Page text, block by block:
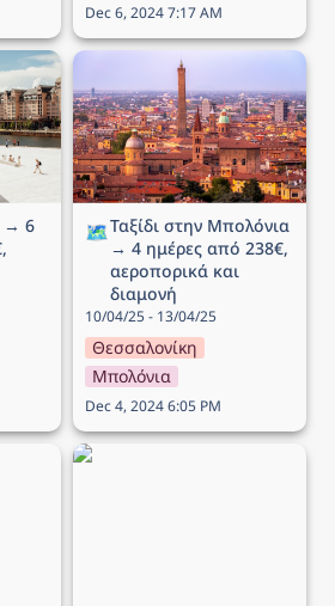
Dec 6, 2024 7:17 AM
→ 6
Ταξίδι στην Μπολόνια →
4 ημέρες από 238€,
αεροπορικά και διαμονή
🗺️Ταξίδι στην Μπολόνια
→ 4 ημέρες από 238€,
αεροπορικά και
διαμονή
10/04/25 - 13/04/25
Θεσσαλονίκη
Μπολόνια
Dec 4, 2024 6:05 PM
4
Ταξίδι στην Νάπολη → 5